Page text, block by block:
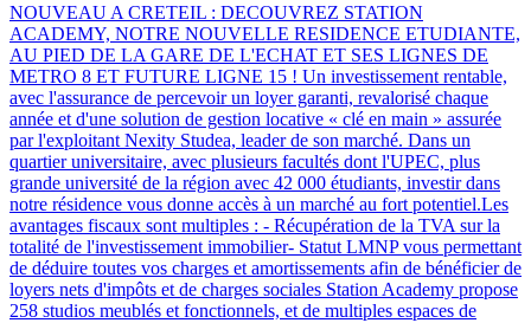
NOUVEAU A CRETEIL : DECOUVREZ STATION
ACADEMY, NOTRE NOUVELLE RESIDENCE ETUDIANTE,
AU PIED DE LA GARE DE L'ECHAT ET SES LIGNES DE
METRO 8 ET FUTURE LIGNE 15 ! Un investissement rentable,
avec l'assurance de percevoir un loyer garanti, revalorisé chaque
année et d'une solution de gestion locative « clé en main » assurée
par l'exploitant Nexity Studea, leader de son marché. Dans un
quartier universitaire, avec plusieurs facultés dont l'UPEC, plus
grande université de la région avec 42 000 étudiants, investir dans
notre résidence vous donne accès à un marché au fort potentiel.Les
avantages fiscaux sont multiples : - Récupération de la TVA sur la
totalité de l'investissement immobilier- Statut LMNP vous permettant
de déduire toutes vos charges et amortissements afin de bénéficier de
loyers nets d'impôts et de charges sociales Station Academy propose
258 studios meublés et fonctionnels, et de multiples espaces de